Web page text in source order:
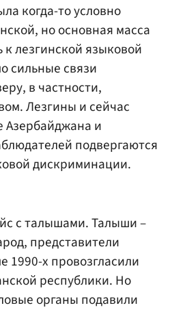
когда-то условно
но основная масса
лезгинской языковой
сильные связи
в частности,
Лезгины и сейчас
Азербайджана и
подвергаются
дискриминации.
с талышами. Талыши –
представители
1990-х провозгласили
республики. Но
органы подавили